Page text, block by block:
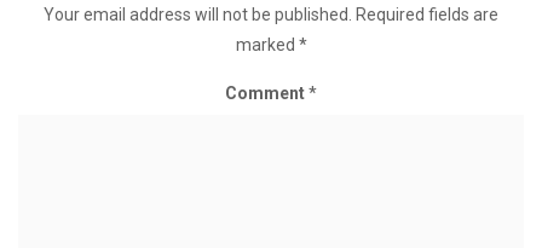
Your email address will not be published. Required fields are
marked *
Comment*